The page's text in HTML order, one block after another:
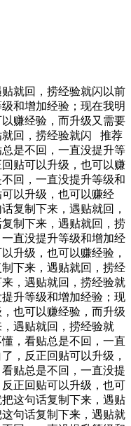
就回，捞经验就闪以前
和增加经验；现在我明
赚经验，而升级又需要
就回，捞经验就闪 推荐
是不回，一直没提升等
贴可以升级，也可以赚
回，一直没提升等级和
以升级，也可以赚经
复制下来，遇贴就回，
制下来，遇贴就回，捞
直没提升等级和增加经
升级，也可以赚经验，
下来，遇贴就回，捞经
，遇贴就回，捞经验就
升等级和增加经验；现
也可以赚经验，而升级
遇贴就回，捞经验就
，看贴总是不回，一直
，反正回贴可以升级，
贴总是不回，一直没提
正回贴可以升级，也可
这句话复制下来，遇贴
句话复制下来，遇贴就